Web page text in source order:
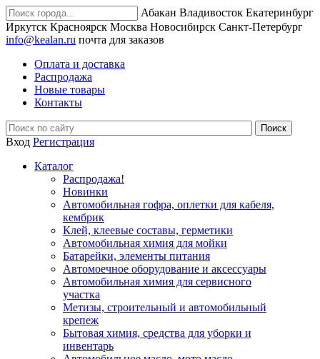
Абакан Владивосток Екатеринбург
Иркутск Красноярск Москва Новосибирск Санкт-Петербург
info@kealan.ru почта для заказов
Оплата и доставка
Распродажа
Новые товары
Контакты
Вход Регистрация
Каталог
Распродажа!
Новинки
Автомобильная гофра, оплетки для кабеля,
кембрик
Клей, клеевые составы, герметики
Автомобильная химия для мойки
Батарейки, элементы питания
Автомоечное оборудование и аксессуары
Автомобильная химия для сервисного
участка
Метизы, строительный и автомобильный
крепеж
Бытовая химия, средства для уборки и
инвентарь